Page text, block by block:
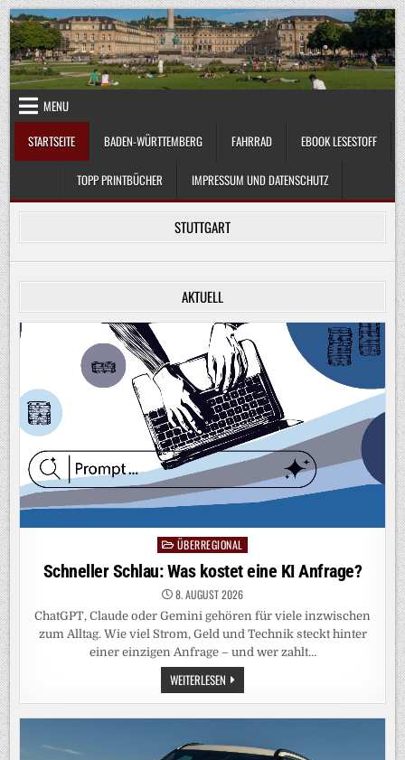
Skip
to
content
MENU
STARTSEITE
BADEN-WÜRTTEMBERG FAHRRAD EBOOK LESESTOFF
TOPP PRINTBÜCHER IMPRESSUM UND DATENSCHUTZ
STUTTGART
AKTUELL
Posted
in
ÜBERREGIONAL
Schneller Schlau: Was kostet eine KI Anfrage?
8. AUGUST 2026
ChatGPT, Claude oder Gemini gehören für viele inzwischen
zum Alltag. Wie viel Strom, Geld und Technik steckt hinter
einer einzigen Anfrage – und wer zahlt…
WEITERLESEN SCHNELLER
SCHLAU:
WAS
KOSTET
ANFRAGE?